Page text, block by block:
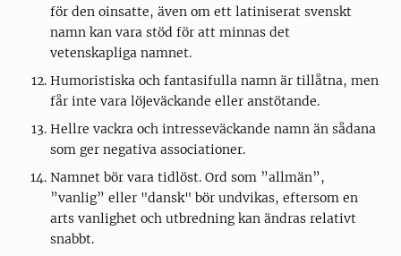
för den oinsatte, även om ett latiniserat svenskt
namn kan vara stöd för att minnas det
vetenskapliga namnet.
Humoristiska och fantasifulla namn är tillåtna, men
får inte vara löjeväckande eller anstötande.
Hellre vackra och intresseväckande namn än sådana
som ger negativa associationer.
Namnet bör vara tidlöst. Ord som ”allmän”,
”vanlig” eller "dansk" bör undvikas, eftersom en
arts vanlighet och utbredning kan ändras relativt
snabbt.